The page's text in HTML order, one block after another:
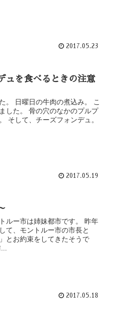
2017.05.23
ュを食べるときの注意
。 日曜日の牛肉の煮込み。 こ
した。 骨の穴のなかのプルプ
そして、チーズフォンデュ。
2017.05.19
ルー市は姉妹都市です。 昨年
て、モントルー市の市長と
とお約束をしてきたそうで
2017.05.18